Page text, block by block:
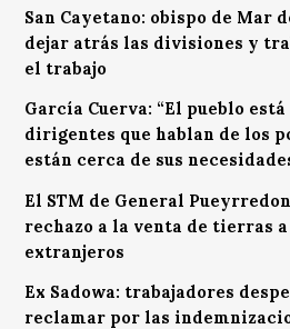
San Cayetano: obispo de Mar
dejar atrás las divisiones y
el trabajo
García Cuerva: “El pueblo está
dirigentes que hablan de los
están cerca de sus
El STM de General
rechazo a la venta de tierras
extranjeros
Ex Sadowa: trabajadores
reclamar por las